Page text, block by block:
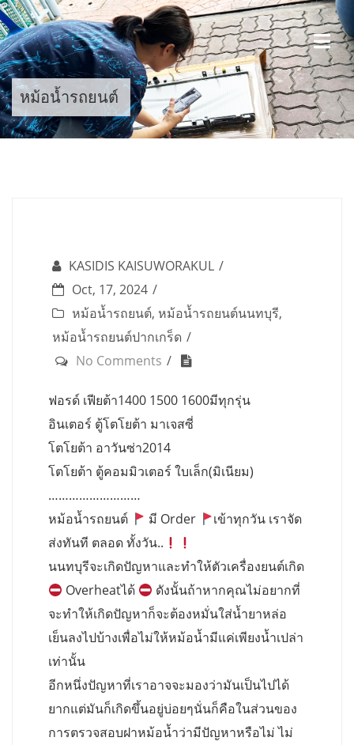
Skip
to
content
หม้อน้ำรถยนต์
KASIDIS KAISUWORAKUL
Oct, 17, 2024
หม้อน้ำรถยนต์, หม้อน้ำรถยนต์นนทบุรี,
หม้อน้ำรถยนต์ปากเกร็ด
No Comments
ฟอรด์ เฟียต้า1400 1500 1600มีทุกรุ่น
อินเตอร์ ตู้โตโยต้า มาเจสซี่
โตโยต้า อาวันซ่า2014
โตโยต้า ตู้คอมมิวเตอร์ ใบเล็ก(มิเนียม)
………………………
หม้อน้ำรถยนต์
มี Order
เข้าทุกวัน เราจัด
ส่งทันที ตลอด ทั้งวัน..
นนทบุรีจะเกิดปัญหาและทำให้ตัวเครื่องยนต์เกิด
Overheatได้
ดังนั้นถ้าหากคุณไม่อยากที่
จะทำให้เกิดปัญหาก็จะต้องหมั่นใส่น้ำยาหล่อ
เย็นลงไปบ้างเพื่อไม่ให้หม้อน้ำมีแค่เพียงน้ำเปล่า
เท่านั้น
อีกหนึ่งปัญหาที่เราอาจจะมองว่ามันเป็นไปได้
ยากแต่มันก็เกิดขึ้นอยู่บ่อยๆนั่นก็คือในส่วนของ
การตรวจสอบฝาหม้อน้ำว่ามีปัญหาหรือไม่ ไม่